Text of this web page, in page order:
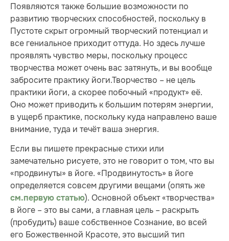
Появляются также большие возможности по
развитию творческих способностей, поскольку в
Пустоте скрыт огромный творческий потенциал и
все гениальное приходит оттуда. Но здесь лучше
проявлять чувство меры, поскольку процесс
творчества может очень вас затянуть, и вы вообще
забросите практику йоги.Творчество – не цель
практики йоги, а скорее побочный «продукт» её.
Оно может приводить к большим потерям энергии,
в ущерб практике, поскольку куда направлено ваше
внимание, туда и течёт ваша энергия.
Если вы пишете прекрасные стихи или
замечательно рисуете, это не говорит о том, что вы
«продвинуты» в йоге. «Продвинутость» в йоге
определяется совсем другими вещами (опять же
см.первую статью). Основной объект «творчества»
в йоге – это вы сами, а главная цель – раскрыть
(пробудить) ваше собственное Сознание, во всей
его Божественной Красоте, это высший тип